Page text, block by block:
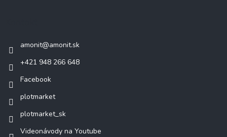
amonit@amonit.sk
+421 948 266 648
Facebook
plotmarket
plotmarket_sk
Videonávody na Youtube